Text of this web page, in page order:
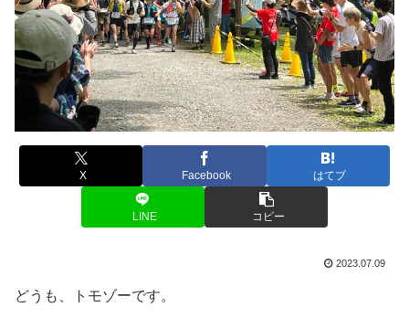
X Facebook はてブ
LINE コピー
2023.07.09
どうも、トモゾーです。